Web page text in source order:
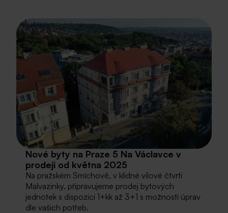
Nové byty na Praze 5 Na Václavce v
prodeji od května 2025
Na pražském Smíchově, v klidné vilové čtvrti
Malvazinky, připravujeme prodej bytových
jednotek s dispozicí 1+kk až 3+1 s možností úprav
dle vašich potřeb.